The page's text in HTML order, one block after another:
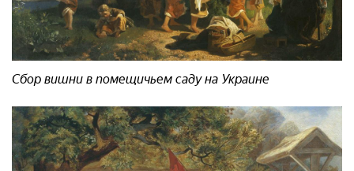
Сбор вишни в помещичьем саду на Украине